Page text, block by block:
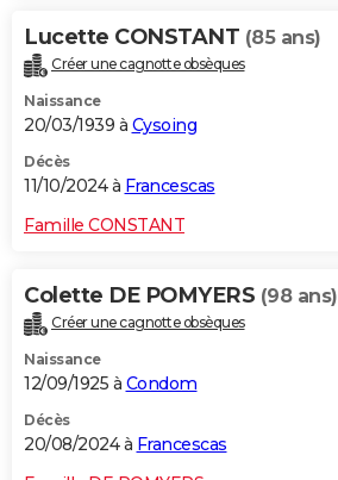
Lucette CONSTANT (85 ans)
Créer une cagnotte obsèques
Naissance
20/03/1939 à Cysoing
Décès
11/10/2024 à Francescas
Famille CONSTANT
Colette DE POMYERS (98 ans)
Créer une cagnotte obsèques
Naissance
12/09/1925 à Condom
Décès
20/08/2024 à Francescas